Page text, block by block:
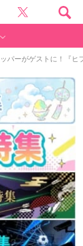
パーがゲストに！『ヒ